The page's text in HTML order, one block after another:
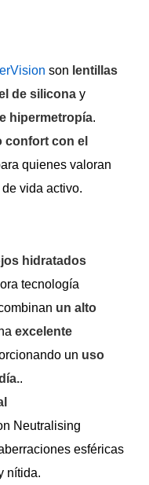
son lentillas
de silicona y
hipermetropía.
confort con el
quienes valoran
vida activo.
hidratados
tecnología
un alto
excelente
un uso
.
Neutralising
esféricas
nítida.